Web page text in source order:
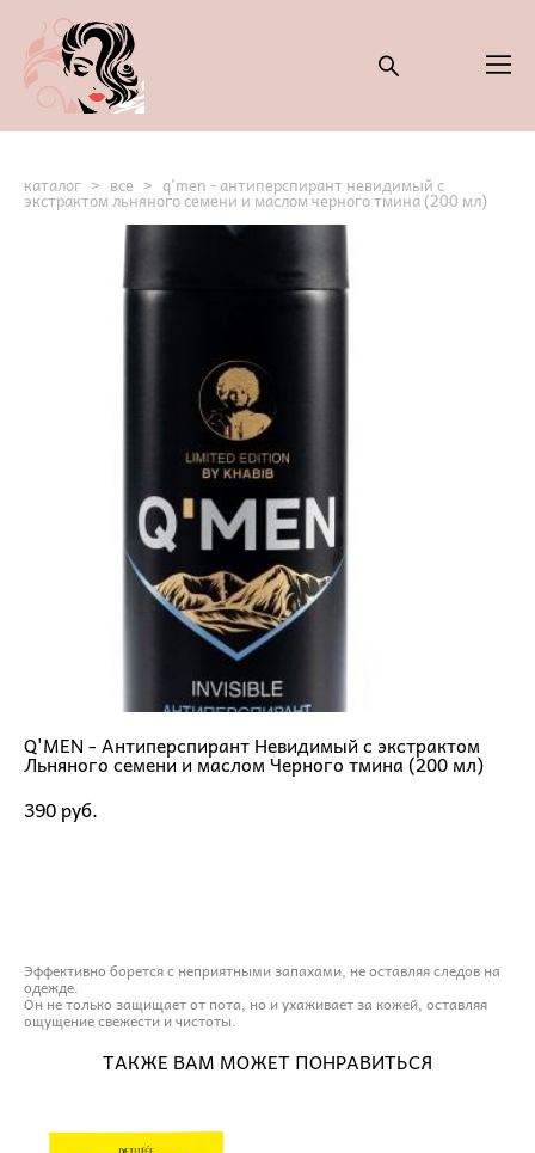
каталог > все > q'men - антиперспирант невидимый с
экстрактом льняного семени и маслом черного тмина (200 мл)
Q'MEN - Антиперспирант Невидимый с экстрактом
Льняного семени и маслом Черного тмина (200 мл)
390 pуб.
Эффективно борется с неприятными запахами, не оставляя следов на
одежде.
Он не только защищает от пота, но и ухаживает за кожей, оставляя
ощущение свежести и чистоты.
ТАКЖЕ ВАМ МОЖЕТ ПОНРАВИТЬСЯ